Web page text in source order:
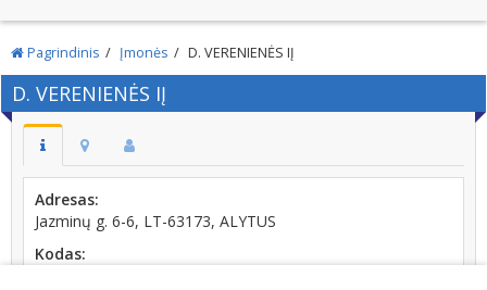
Pagrindinis Įmonės D. VERENIENĖS IĮ
D. VERENIENĖS IĮ
Adresas:
Jazminų g. 6-6, LT-63173, ALYTUS
Kodas: